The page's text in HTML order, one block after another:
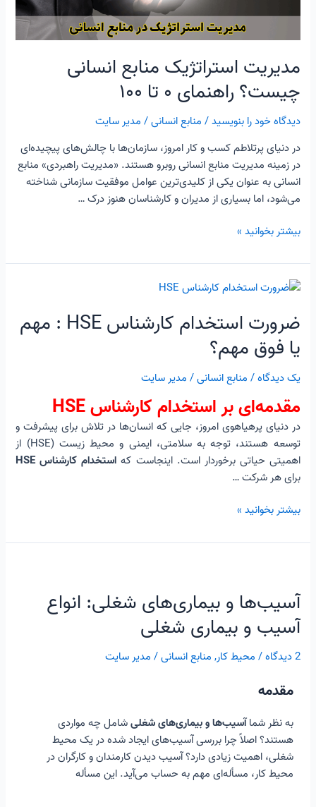
مدیریت استراتژیک منابع انسانی
چیست؟ راهنمای ۰ تا ۱۰۰
دیدگاه‌ خود را بنویسید/ منابع انسانی/ مدیر سایت
در دنیای پرتلاطم کسب و کار امروز، سازمان‌ها با چالش‌های پیچیده‌ای
در زمینه مدیریت منابع انسانی روبرو هستند. «مدیریت راهبردی» منابع
انسانی به عنوان یکی از کلیدی‌ترین عوامل موفقیت سازمانی شناخته
می‌شود، اما بسیاری از مدیران و کارشناسان هنوز درک …
بیشتر بخوانید »
ضرورت استخدام کارشناس HSE : مهم
یا فوق مهم؟
یک دیدگاه/ منابع انسانی/ مدیر سایت
مقدمه‌ای بر استخدام کارشناس HSE
در دنیای پرهیاهوی امروز، جایی که انسان‌ها در تلاش برای پیشرفت و
توسعه هستند، توجه به سلامتی، ایمنی و محیط زیست (HSE) از
اهمیتی حیاتی برخوردار است. اینجاست که استخدام کارشناس HSE
برای هر شرکت …
ضرورت
کارشناس
HSE
:
مهم
یا
فوق
مهم؟
بیشتر بخوانید »
آسیب‌ها و بیماری‌های شغلی: انواع
آسیب و بیماری شغلی
2 دیدگاه / محیط کار, منابع انسانی/ مدیر سایت
مقدمه
به نظر شماآسیب‌ها و بیماری‌های شغلیشامل چه مواردی
هستند؟ اصلاً چرا بررسی آسیب‌های ایجاد شده در یک محیط
شغلی، اهمیت زیادی دارد؟ آسیب دیدن کارمندان و کارگران در
محیط کار، مسأله‌ای مهم به حساب می‌آید. این مسأله
بیماری‌های
شغلی:
انواع
آسیب
بیماری